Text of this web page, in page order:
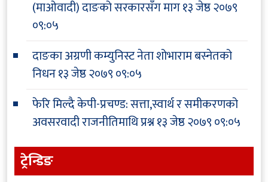
(माओवादी) दाङको सरकारसँग माग१३ जेष्ठ २०७९
०९:०५
दाङका अग्रणी कम्युनिस्ट नेता शोभाराम बस्नेतको
निधन१३ जेष्ठ २०७९ ०९:०५
फेरि मिल्दै केपी-प्रचण्ड: सत्ता,स्वार्थ र समीकरणको
अवसरवादी राजनीतिमाथि प्रश्न१३ जेष्ठ २०७९ ०९:०५
ट्रेन्डिङ